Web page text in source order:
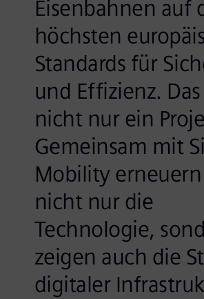
Eisenbahnen auf
höchsten
Standards für
und Effizienz.
nicht nur ein
Gemeinsam mit
Mobility
nicht nur die
Technologie,
zeigen auch die
digitaler